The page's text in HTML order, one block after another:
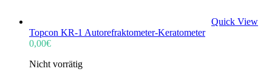
Quick View
Topcon KR-1 Autorefraktometer-Keratometer
0,00€
Nicht vorrätig